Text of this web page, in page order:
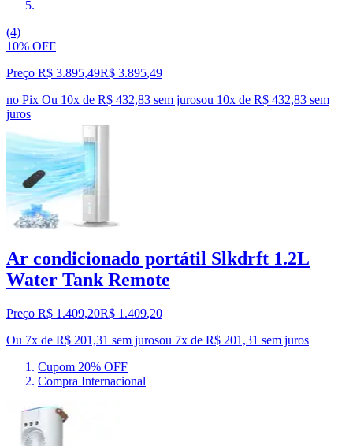
(4)
10% OFF
Preço R$ 3.895,49R$ 3.895,49
no Pix Ou 10x de R$ 432,83 sem jurosou 10x de R$ 432,83 sem
juros
Ar condicionado portátil Slkdrft 1.2L
Water Tank Remote
Preço R$ 1.409,20R$ 1.409,20
Ou 7x de R$ 201,31 sem jurosou 7x de R$ 201,31 sem juros
Cupom 20% OFF
Compra Internacional